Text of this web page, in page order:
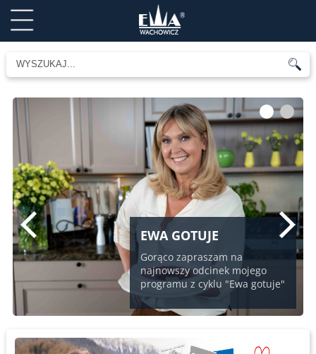
EWA GOTUJE
Gorąco zapraszam na
najnowszy odcinek mojego
programu z cyklu "Ewa gotuje"
1 2